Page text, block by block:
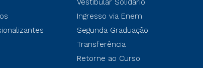
Vestibular Solidário
Ingresso via Enem
Segunda Graduação
Transferência
Retorne ao Curso